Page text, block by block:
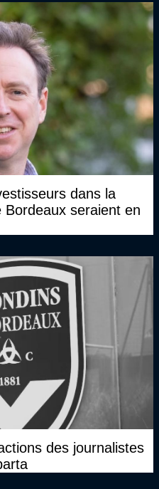
dans la
seraient en
des journalistes